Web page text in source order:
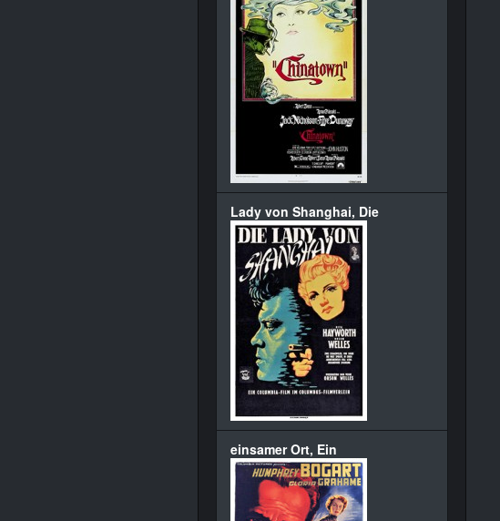
Lady von Shanghai, Die
einsamer Ort, Ein